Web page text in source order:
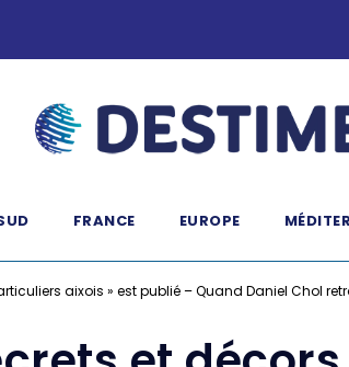
FRANCE EUROPE
aixois » est publié – Quand Daniel Chol